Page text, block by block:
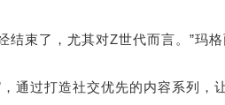
结束了，尤其对Z世代而言。”玛格
通过打造社交优先的内容系列